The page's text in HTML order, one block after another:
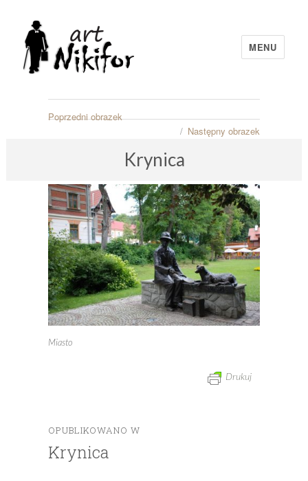
MENU
Poprzedni obrazek
Następny obrazek
Krynica
Miasto
Drukuj
Nawigacja
wpisu
OPUBLIKOWANO W
Krynica